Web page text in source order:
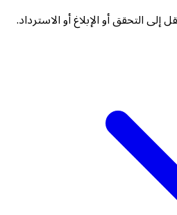
إلى التحقق أو الإبلاغ أو الاسترداد.